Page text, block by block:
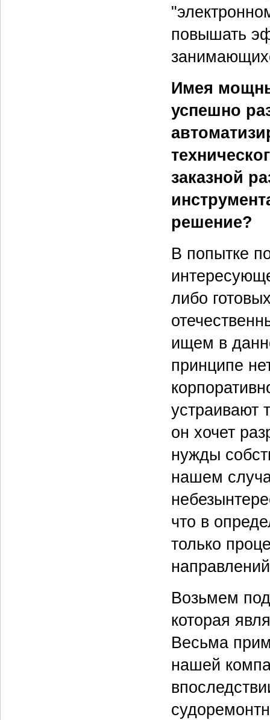
повышать
Имея
успешно
заказной
решение?
В попытке
либо
ищем в
принципе
устраивают
он хочет
нужды
нашем
что в
только
Возьмем
которая
Весьма
нашей